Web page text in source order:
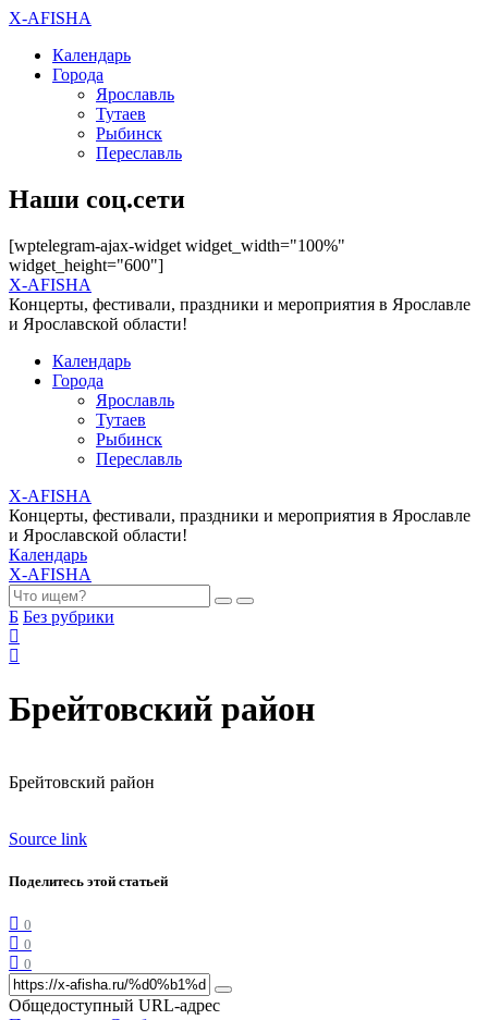
X-AFISHA
Календарь
Города
Ярославль
Тутаев
Рыбинск
Переславль
Наши соц.сети
[wptelegram-ajax-widget widget_width="100%"
widget_height="600"]
X-AFISHA
Концерты, фестивали, праздники и мероприятия в Ярославле
и Ярославской области!
Календарь
Города
Ярославль
Тутаев
Рыбинск
Переславль
X-AFISHA
Концерты, фестивали, праздники и мероприятия в Ярославле
и Ярославской области!
Календарь
X-AFISHA
Б Без рубрики
Брейтовский район
Брейтовский район
Source link
Поделитесь этой статьей
0
0
0
Общедоступный URL-адрес